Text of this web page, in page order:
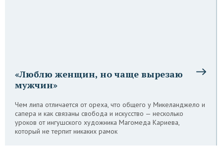
«Люблю женщин, но чаще вырезаю
мужчин»
Чем липа отличается от ореха, что общего у Микеланджело и
сапера и как связаны свобода и искусство — несколько
уроков от ингушского художника Магомеда Кариева,
который не терпит никаких рамок